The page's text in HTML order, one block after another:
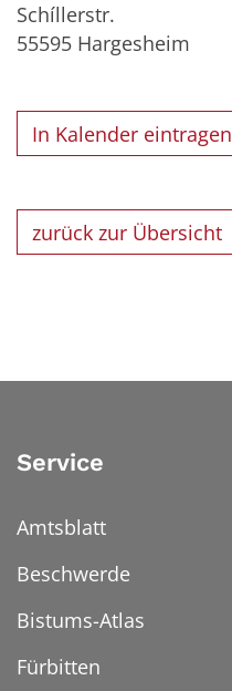
Schíllerstr.
55595 Hargesheim
In Kalender eintragen
zurück zur Übersicht
Service
Amtsblatt
Beschwerde
Bistums-Atlas
Fürbitten